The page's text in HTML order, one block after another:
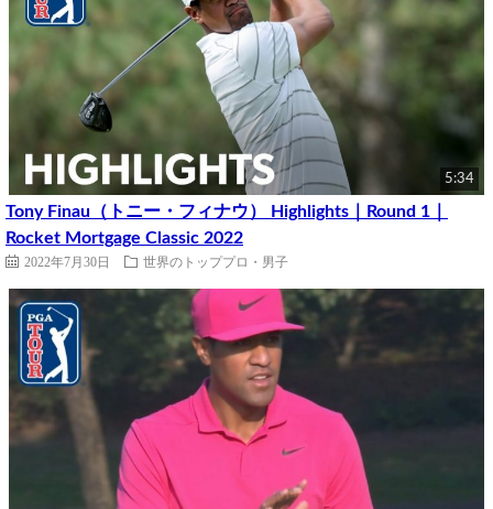
5:34
Tony Finau（トニー・フィナウ） Highlights｜Round 1｜
Rocket Mortgage Classic 2022
2022年7月30日 世界のトッププロ・男子